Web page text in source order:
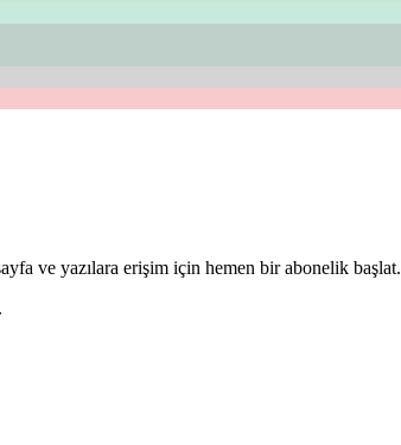
ve yazılara erişim için hemen bir abonelik başlat.